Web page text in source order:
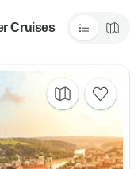
Cruises